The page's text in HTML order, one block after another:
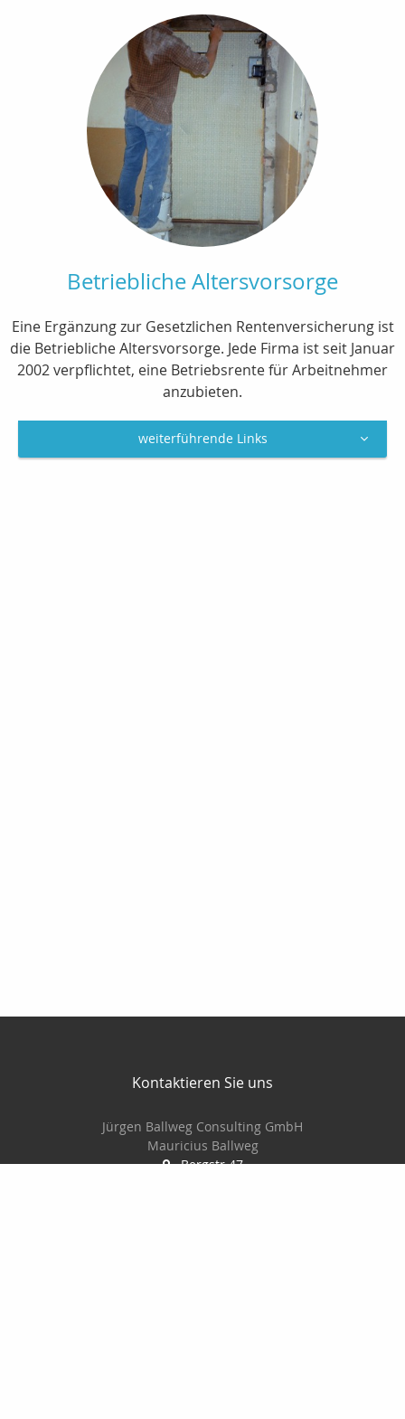
Betriebliche Altersvorsorge
Eine Ergänzung zur Gesetzlichen Rentenversicherung ist
die Betriebliche Altersvorsorge. Jede Firma ist seit Januar
2002 verpflichtet, eine Betriebsrente für Arbeitnehmer
anzubieten.
weiterführende Links
Kontaktieren Sie uns
Jürgen Ballweg Consulting GmbH
Mauricius Ballweg
Bergstr.47